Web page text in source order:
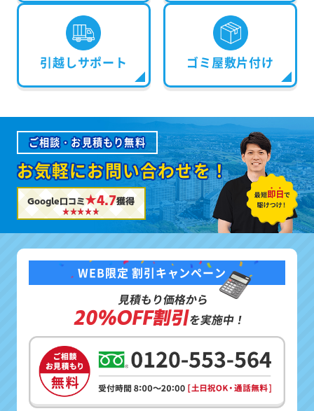
引越しサポート ゴミ屋敷片付け
ご相談・お見積もり無料
お気軽にお問い合わせを！
Google口コミ★4.7獲得
WEB限定 割引キャンペーン
見積もり価格から
20%OFF割引を実施中！